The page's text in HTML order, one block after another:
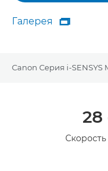
Галерея
Галерея

Canon Серия i-SENSYS
Технические 28